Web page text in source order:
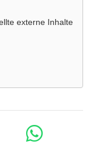
externe Inhalte